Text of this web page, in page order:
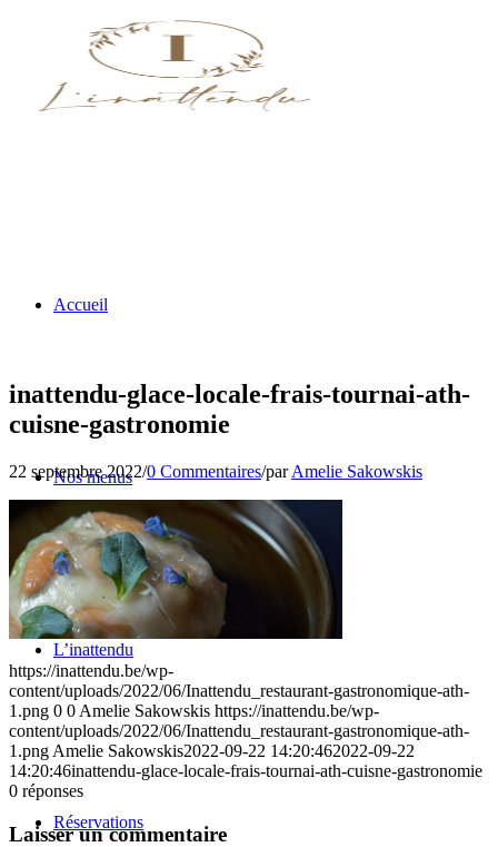
Accueil
Nos menus
L’inattendu
Réservations
inattendu-glace-locale-frais-tournai-ath-
cuisne-gastronomie
22 septembre 2022/0 Commentaires/parAmelie Sakowskis
https://inattendu.be/wp-
content/uploads/2022/06/Inattendu_restaurant-gastronomique-ath-
1.png 0 0 Amelie Sakowskis https://inattendu.be/wp-
content/uploads/2022/06/Inattendu_restaurant-gastronomique-ath-
1.png Amelie Sakowskis2022-09-22 14:20:462022-09-22
14:20:46inattendu-glace-locale-frais-tournai-ath-cuisne-gastronomie
0 réponses
Laisser un commentaire